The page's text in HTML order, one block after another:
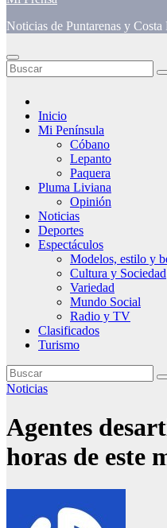
Noticias de Puntarenas y Costa
Inicio
Mi Península
Cóbano
Lepanto
Paquera
Pluma Liviana
Opinión
Noticias
Deportes
Espectáculos
Modelos, estilo y
Cultura y Sociedad
Variedad
Mundo Social
Radio y TV
Clasificados
Turismo
Noticias
Agentes
horas de este